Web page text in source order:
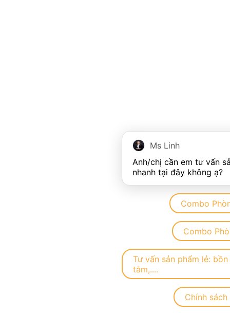
Ms Linh
Anh/chị cần em tư vấn
Combo
Combo
Tư vấn sản phẩm lẻ: bồn
tắm,....
Chính